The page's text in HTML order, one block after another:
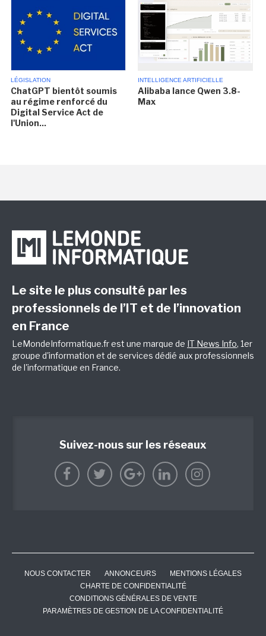
LÉGISLATION
ChatGPT bientôt soumis
au régime renforcé du
Digital Service Act de
l'Union...
INTELLIGENCE ARTIFICIELLE
Alibaba lance Qwen 3.8-
Max
Le site le plus consulté par les
professionnels de l’IT et de l’innovation
en France
LeMondeInformatique.fr est une marque de IT News Info, 1er
groupe d'information et de services dédié aux professionnels
de l'informatique en France.
Suivez-nous sur les réseaux
NOUS CONTACTER ANNONCEURS
MENTIONS LÉGALES
CHARTE DE CONFIDENTIALITÉ
CONDITIONS GÉNÉRALES DE VENTE
PARAMÈTRES DE GESTION DE LA CONFIDENTIALITÉ